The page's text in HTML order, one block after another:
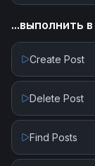
...выполнить в
Create Post
Delete Post
Find Posts